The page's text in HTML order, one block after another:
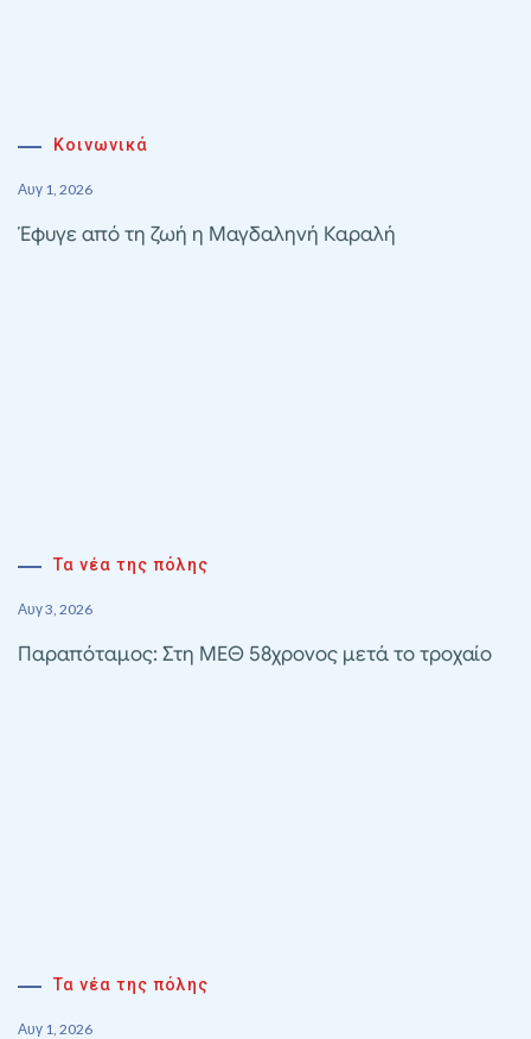
Κοινωνικά
Αυγ 1, 2026
Έφυγε από τη ζωή η Μαγδαληνή Καραλή
Τα νέα της πόλης
Αυγ 3, 2026
Παραπόταμος: Στη ΜΕΘ 58χρονος μετά το τροχαίο
Τα νέα της πόλης
Αυγ 1, 2026